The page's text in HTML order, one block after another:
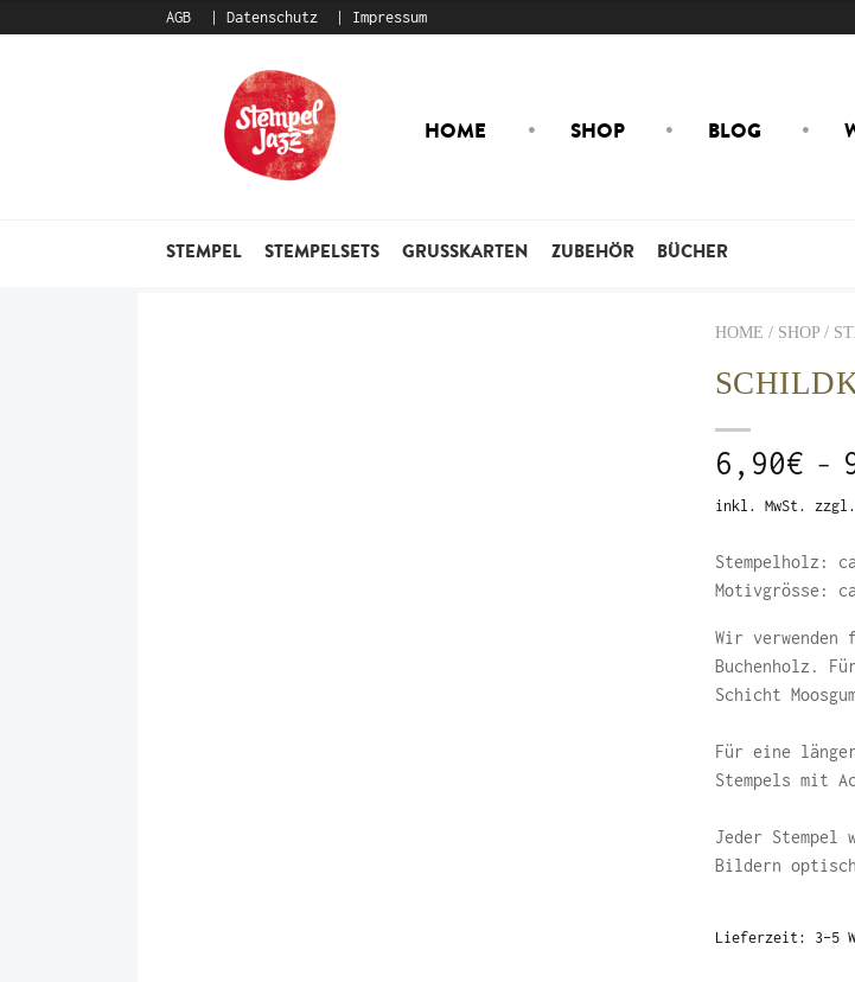
AGB Datenschutz Impressum
Navigation
springen
springen
HOME SHOP BLOG
STEMPEL STEMPELSETS GRUSSKARTEN ZUBEHÖR BÜCHER
HOME / SHOP /
6,90€ –
inkl. MwSt. zzgl.
Stempelholz:
Motivgrösse:
Wir verwenden
Buchenholz.
Schicht
Für eine
Stempels mit
Jeder Stempel
Bildern
Lieferzeit: 3-5